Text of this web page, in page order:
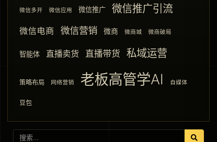
微信多开 微信应用 微信推广 微信推广引流
微信电商 微信营销 微商 微商城 微商破局
智能体 直播卖货 直播带货 私域运营
策略布局 网络营销 老板高管学AI 自媒体
豆包